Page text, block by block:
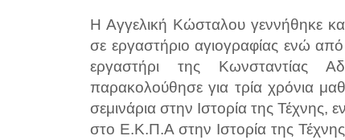
Η Αγγελική Κώσταλου γεννήθηκε
σε εργαστήριο αγιογραφίας ενώ
εργαστήρι της Κωνσταντίας
παρακολούθησε για τρία χρόνια
σεμινάρια στην Ιστορία της
στο Ε.Κ.Π.Α στην Ιστορία της Τέχνης